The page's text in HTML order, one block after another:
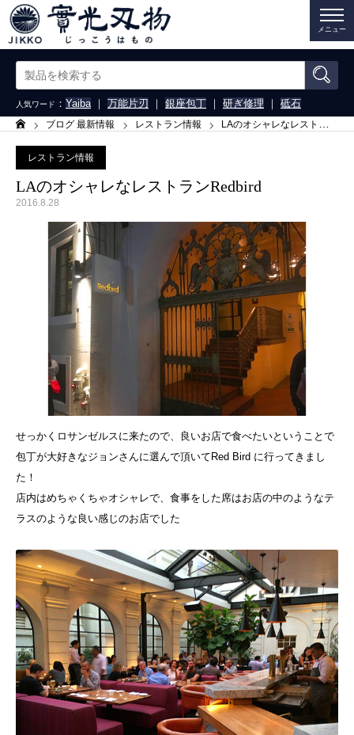
メニュー
人気ワード ： Yaiba｜ 万能片刃 ｜ 銀座包丁 ｜ 研ぎ修理 ｜ 砥石
ーム ブログ 最新情報 レストラン情報 LAのオシャレなレストランRedbird
レストラン情報
LAのオシャレなレストランRedbird
2016.8.28
せっかくロサンゼルスに来たので、良いお店で食べたいということで
包丁が大好きなジョンさんに選んで頂いてRed Bird に行ってきまし
た！
店内はめちゃくちゃオシャレで、食事をした席はお店の中のようなテ
ラスのような良い感じのお店でした